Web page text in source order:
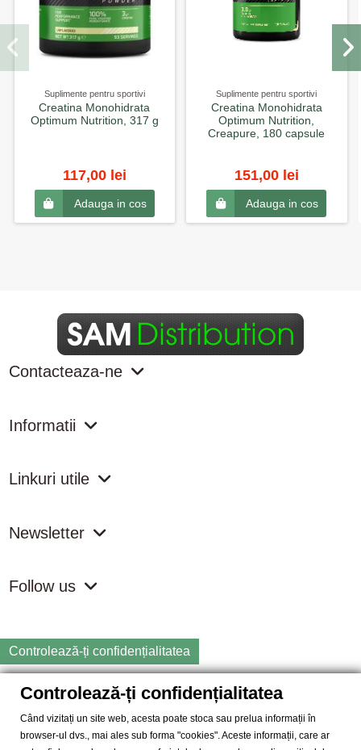
Suplimente pentru sportivi
Creatina Monohidrata
Optimum Nutrition, 317 g
117,00 lei
Adauga in cos
Suplimente pentru sportivi
Creatina Monohidrata
Optimum Nutrition,
Creapure, 180 capsule
151,00 lei
Adauga in cos
Contacteaza-ne
Informatii
Linkuri utile
Newsletter
Follow us
Controlează-ți confidențialitatea
Copyright
2026 samdistribution.ro - Magazin online cu Produse
SAM DISTRIBUTION S.R.L.- Cod fiscal: RO14935035, Registrul
Controlează-ți confidențialitatea
Când vizitați un site web, acesta poate stoca sau prelua informații în
browser-ul dvs., mai ales sub forma "cookies". Aceste informații, care ar